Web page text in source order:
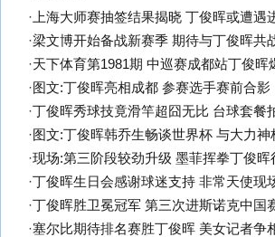
· 上海大师赛抽签结果揭晓 丁俊晖或遭遇
·梁文博开始备战新赛季 期待与丁俊晖共
·天下体育第1981期 中巡赛成都站丁俊晖
· 图文:丁俊晖亮相成都 参赛选手赛前合影
·丁俊晖秀球技竟滑竿超囧无比 台球套餐
· 图文:丁俊晖韩乔生畅谈世界杯 与大力神
·现场:第三阶段较劲升级 墨菲挥拳丁俊晖
·丁俊晖生日会感谢球迷支持 非常天使现
·丁俊晖胜卫冕冠军 第三次进斯诺克中国
·塞尔比期待排名赛胜丁俊晖 美女记者争